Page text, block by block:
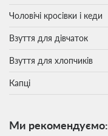
Чоловічі кросівки і кеди
Взуття для дівчаток
Взуття для хлопчиків
Капці
Ми рекомендуємо: